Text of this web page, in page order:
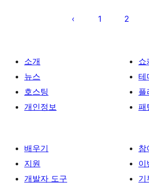
1 2
소개
뉴스
호스팅
개인정보
쇼
테
플
패
배우기
지원
개발자 도구
참
이
기